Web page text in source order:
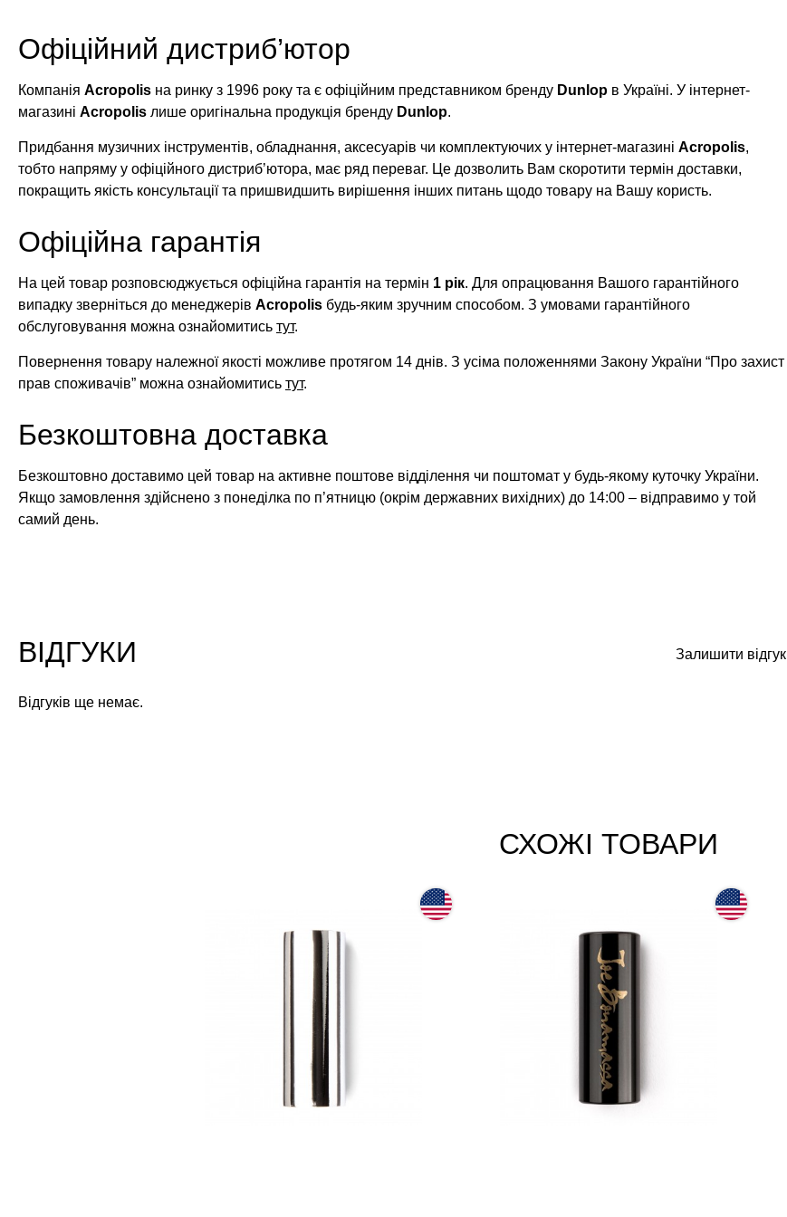
Офіційний дистриб’ютор
Компанія Acropolis на ринку з 1996 року та є офіційним представником бренду Dunlop в Україні. У інтернет-
магазині Acropolis лише оригінальна продукція бренду Dunlop.
Придбання музичних інструментів, обладнання, аксесуарів чи комплектуючих у інтернет-магазині Acropolis,
тобто напряму у офіційного дистриб’ютора, має ряд переваг. Це дозволить Вам скоротити термін доставки,
покращить якість консультації та пришвидшить вирішення інших питань щодо товару на Вашу користь.
Офіційна гарантія
На цей товар розповсюджується офіційна гарантія на термін 1 рік. Для опрацювання Вашого гарантійного
випадку зверніться до менеджерів Acropolis будь-яким зручним способом. З умовами гарантійного
обслуговування можна ознайомитись тут.
Повернення товару належної якості можливе протягом 14 днів. З усіма положеннями Закону України “Про захист
прав споживачів” можна ознайомитись тут.
Безкоштовна доставка
Безкоштовно доставимо цей товар на активне поштове відділення чи поштомат у будь-якому куточку України.
Якщо замовлення здійснено з понеділка по п’ятницю (окрім державних вихідних) до 14:00 – відправимо у той
самий день.
Залишити відгук
ВІДГУКИ
Відгуків ще немає.
СХОЖІ ТОВАРИ